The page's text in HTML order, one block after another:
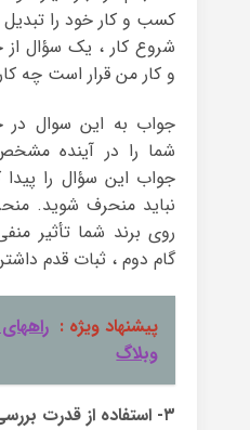
کسب و کار خود را
شروع کار ، یک سؤال
و کار من قرار است چه
جواب به این سوال در
شما را در آینده
جواب این سؤال را پیدا
نباید منحرف شوید.
روی برند شما تأثیر
گام دوم ، ثبات قدم
پیشنهاد ویژه :
وبلاگ
۳- استفاده از قدرت بررسی های موردی